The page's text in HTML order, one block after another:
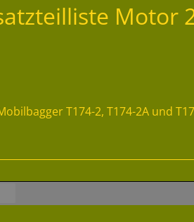
Motor
T174-2, T174-2A und